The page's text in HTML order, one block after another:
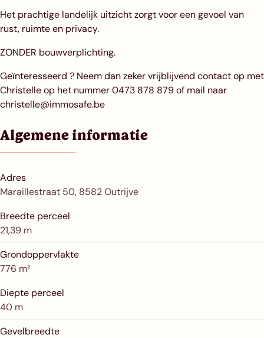
Het prachtige landelijk uitzicht zorgt voor een gevoel van
rust, ruimte en privacy.
ZONDER bouwverplichting.
Geïnteresseerd ? Neem dan zeker vrijblijvend contact op met
Christelle op het nummer 0473 878 879 of mail naar
christelle@immosafe.be
Algemene informatie
Adres
Maraillestraat 50, 8582 Outrijve
Breedte perceel
21,39 m
Grondoppervlakte
776 m²
Diepte perceel
40 m
Gevelbreedte